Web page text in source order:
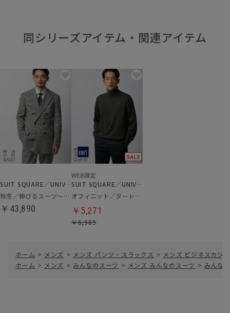
同シリーズアイテム・関連アイテム
SUIT SQUARE／UNIVERSAL LANGUAGE
秋冬／伸びるスーツ～Jersey～
￥43,890
SUIT SQUARE／UNIVERSAL LANGUAGE
オフィニット／タートルネックニット
￥5,271
￥6,589
ホーム > メンズ > メンズ パンツ・スラックス > メンズ ビジネスカジ
ホーム > メンズ > みんなのスーツ > メンズ みんなのスーツ > みんな